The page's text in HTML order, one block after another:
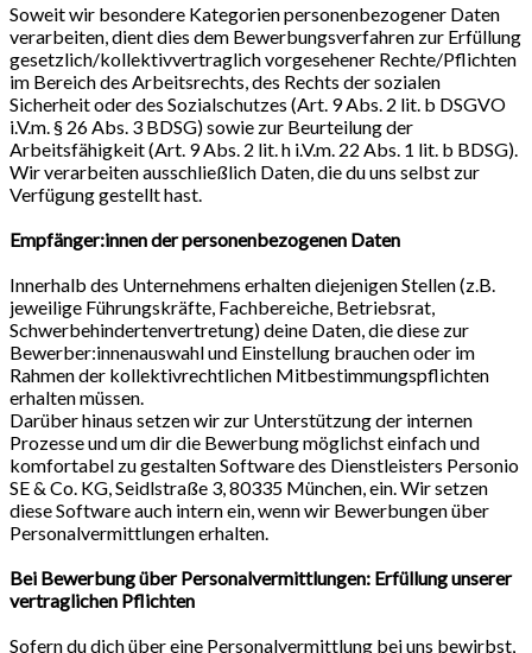
Soweit wir besondere Kategorien personenbezogener Daten
verarbeiten, dient dies dem Bewerbungsverfahren zur Erfüllung
gesetzlich/kollektivvertraglich vorgesehener Rechte/Pflichten
im Bereich des Arbeitsrechts, des Rechts der sozialen
Sicherheit oder des Sozialschutzes (Art. 9 Abs. 2 lit. b DSGVO
i.V.m. § 26 Abs. 3 BDSG) sowie zur Beurteilung der
Arbeitsfähigkeit (Art. 9 Abs. 2 lit. h i.V.m. 22 Abs. 1 lit. b BDSG).
Wir verarbeiten ausschließlich Daten, die du uns selbst zur
Verfügung gestellt hast.
Empfänger:innen der personenbezogenen Daten
Innerhalb des Unternehmens erhalten diejenigen Stellen (z.B.
jeweilige Führungskräfte, Fachbereiche, Betriebsrat,
Schwerbehindertenvertretung) deine Daten, die diese zur
Bewerber:innenauswahl und Einstellung brauchen oder im
Rahmen der kollektivrechtlichen Mitbestimmungspflichten
erhalten müssen.
Darüber hinaus setzen wir zur Unterstützung der internen
Prozesse und um dir die Bewerbung möglichst einfach und
komfortabel zu gestalten Software des Dienstleisters Personio
SE & Co. KG, Seidlstraße 3, 80335 München, ein. Wir setzen
diese Software auch intern ein, wenn wir Bewerbungen über
Personalvermittlungen erhalten.
Bei Bewerbung über Personalvermittlungen: Erfüllung unserer
vertraglichen Pflichten
Sofern du dich über eine Personalvermittlung bei uns bewirbst,